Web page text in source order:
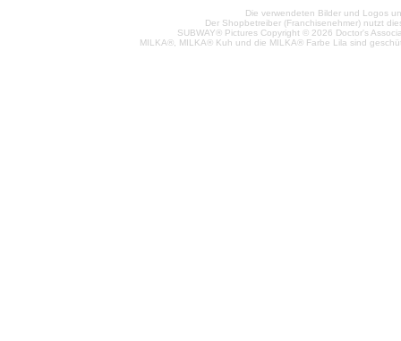
Die verwendeten Bilder und Logos
Der Shopbetreiber (Franchisenehmer) nutzt
SUBWAY® Pictures Copyright © 2026 Doctor's
MILKA®, MILKA® Kuh und die MILKA® Farbe Lila sind